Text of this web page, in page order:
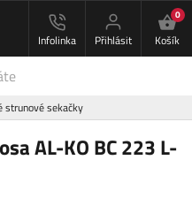
Infolinka Přihlásit
0
Košík
strunové sekačky
AL-KO BC 223 L-